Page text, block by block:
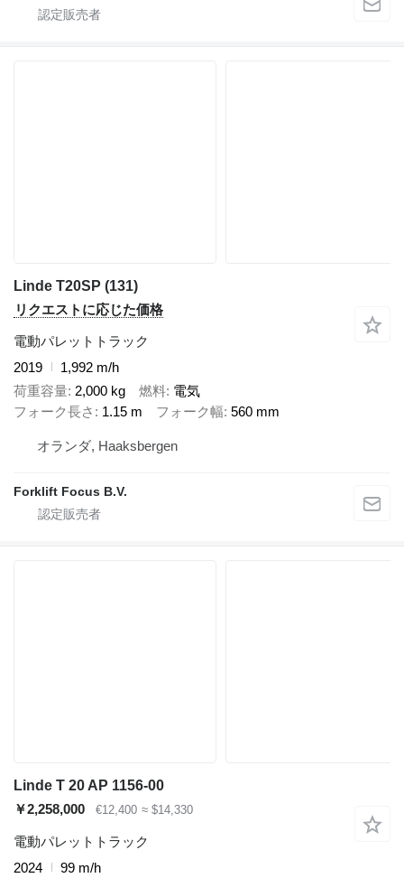
Linde T20SP (131)
リクエストに応じた価格
電動パレットトラック
2019
1,992 m/h
荷重容量 2,000 kg 燃料 電気
フォーク長さ
1.15 m フォーク幅 560 mm
オランダ, Haaksbergen
Forklift Focus B.V.
Linde T 20 AP 1156-00
￥2,258,000
€12,400 ≈ $14,330
電動パレットトラック
2024
99 m/h